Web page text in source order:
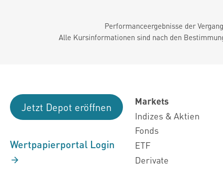
Performanceergebnisse der
Alle Kursinformationen sind nach den
Jetzt Depot eröffnen
Wertpapierportal Login
Markets
Indizes & Aktien
Fonds
ETF
Derivate